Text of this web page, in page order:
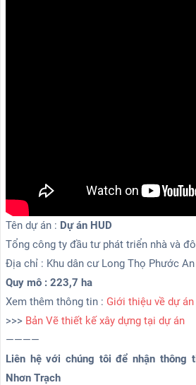
Tên dự án : Dự án HUD
Tổng công ty đầu tư phát triển nhà và
Địa chỉ : Khu dân cư Long Thọ Phước
Quy mô : 223,7 ha
Xem thêm thông tin : Giới thiệu về dự án
>>> Bản Vẽ thiết kế xây dựng tại dự án
————
Liên hệ với chúng tôi để nhận thông
Nhơn Trạch